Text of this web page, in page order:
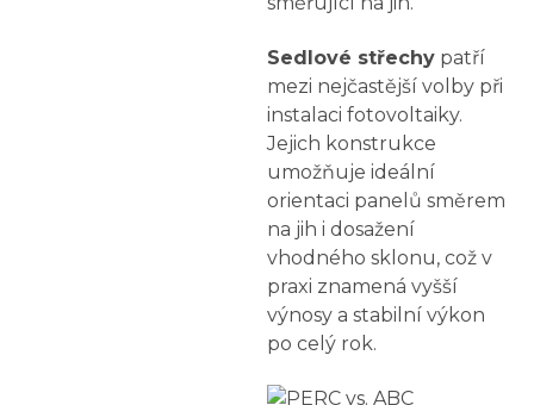
Sedlové střechy patří
mezi nejčastější volby při
instalaci fotovoltaiky.
Jejich konstrukce
umožňuje ideální
orientaci panelů směrem
na jih i dosažení
vhodného sklonu, což v
praxi znamená vyšší
výnosy a stabilní výkon
po celý rok.